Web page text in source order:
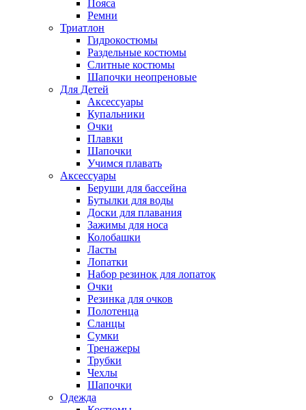
Пояса
Ремни
Триатлон
Гидрокостюмы
Раздельные костюмы
Слитные костюмы
Шапочки неопреновые
Для Детей
Аксессуары
Купальники
Очки
Плавки
Шапочки
Учимся плавать
Аксессуары
Беруши для бассейна
Бутылки для воды
Доски для плавания
Зажимы для носа
Колобашки
Ласты
Лопатки
Набор резинок для лопаток
Очки
Резинка для очков
Полотенца
Сланцы
Сумки
Тренажеры
Трубки
Чехлы
Шапочки
Одежда